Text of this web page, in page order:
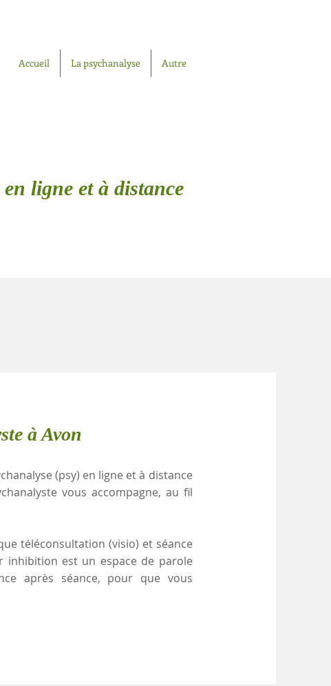
Accueil La psychanalyse Autre
ligne et à distance
à Avon
(psy) en ligne et à distance
vous accompagne, au fil
téléconsultation (visio) et séance
inhibition est un espace de parole
après séance, pour que vous